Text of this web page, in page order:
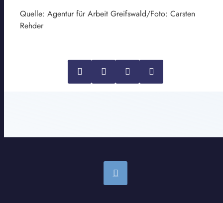
Quelle: Agentur für Arbeit Greifswald/Foto: Carsten
Rehder